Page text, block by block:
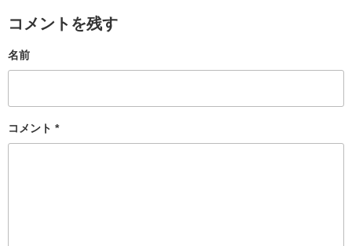
コメントを残す
コメント *
名前